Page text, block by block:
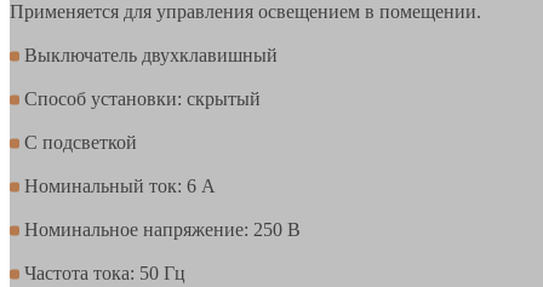
Применяется для управления освещением в помещении.
Выключатель двухклавишный
Способ установки: скрытый
С подсветкой
Номинальный ток: 6 А
Номинальное напряжение: 250 В
Частота тока: 50 Гц